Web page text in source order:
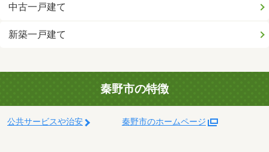
中古一戸建て
新築一戸建て
秦野市の特徴
公共サービスや治安 秦野市のホームページ